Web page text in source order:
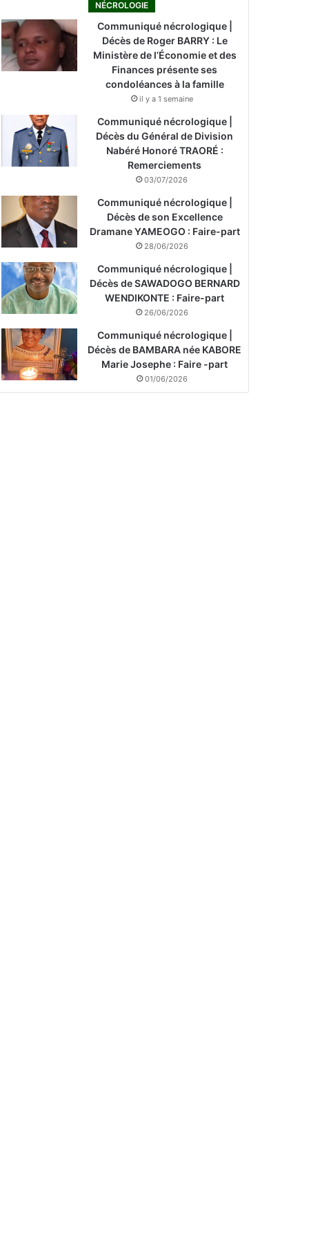
NÉCROLOGIE
Communiqué nécrologique |
Décès de Roger BARRY : Le
Ministère de l’Économie et des
Finances présente ses
condoléances à la famille
il y a 1 semaine
Communiqué nécrologique |
Décès du Général de Division
Nabéré Honoré TRAORÉ :
Remerciements
03/07/2026
Communiqué nécrologique |
Décès de son Excellence
Dramane YAMEOGO : Faire-part
28/06/2026
Communiqué nécrologique |
Décès de SAWADOGO BERNARD
WENDIKONTE : Faire-part
26/06/2026
Communiqué nécrologique |
Décès de BAMBARA née KABORE
Marie Josephe : Faire -part
01/06/2026